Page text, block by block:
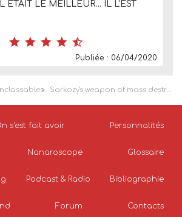
ÉTAIT LE MEILLEUR... IL L'EST
Publiée : 06/04/2020
Inclassables Sarkozy's weapon of mass destruction...
s'est fait avoir Personnalités
Nanaroscope Glossaire
Podcast & Radio Bibliographie
Forum Contacts